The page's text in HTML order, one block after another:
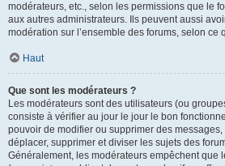
modérateurs, etc., selon les permissions que le
aux autres administrateurs. Ils peuvent aussi
modération sur l’ensemble des forums, selon ce
Haut
Que sont les modérateurs ?
Les modérateurs sont des utilisateurs (ou
consiste à vérifier au jour le jour le bon
pouvoir de modifier ou supprimer des
déplacer, supprimer et diviser les sujets des
Généralement, les modérateurs empêchent que